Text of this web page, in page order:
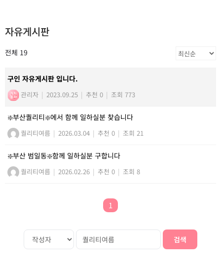
자유게시판
전체 19
구인 자유게시판 입니다.
관리자 | 2023.09.25 | 추천 0 | 조회 773
❇️부산퀄리티❇️에서 함께 일하실분 찾습니다
퀄리티여름 | 2026.03.04 | 추천 0 | 조회 21
❇️부산 범일동❇️함께 일하실분 구합니다
퀄리티여름 | 2026.02.26 | 추천 0 | 조회 8
1
검색